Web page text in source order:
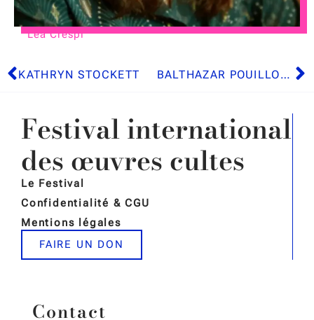
Léa Crespi
KATHRYN STOCKETT BALTHAZAR POUILLOUX
Festival international
des œuvres cultes
Le Festival
Confidentialité & CGU
Mentions légales
FAIRE UN DON
Contact